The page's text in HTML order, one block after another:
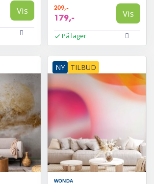
Vis 209,-
179,- Vis
På lager
NY TILBUD
WONDA